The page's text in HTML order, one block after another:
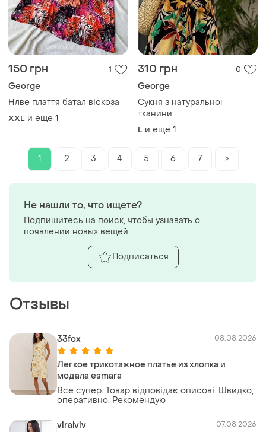
150 грн 1
George
Нлве плаття батал віскоза
XXL и еще 1
310 грн 0
George
Сукня з натуральної
тканини
L и еще 1
1 2 3 4 5 6 7 >
Отзывы
33fox 08.08.2026
Легкое трикотажное платье из хлопка и
модала esmara
Все супер. Товар відповідає описові. Швидко,
оперативно. Рекомендую
viralviv 07.08.2026
Не нашли то, что ищете?
Подпишитесь на поиск, чтобы узнавать о
появлении новых вещей
Подписаться